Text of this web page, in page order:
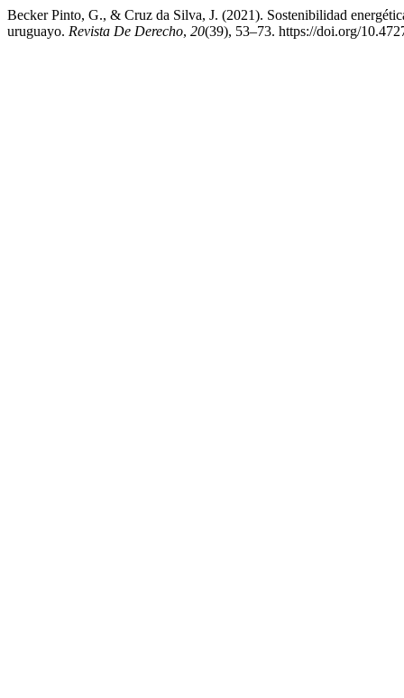
Becker Pinto, G., & Cruz da Silva, J. (2021). Sostenibilidad
uruguayo. Revista De Derecho, 20(39), 53–73. https://doi.org/